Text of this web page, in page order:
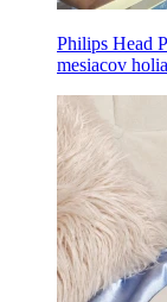
Philips Head
mesiacov